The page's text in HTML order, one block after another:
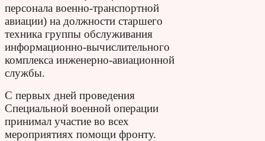
персонала военно-транспортной
авиации) на должности старшего
техника группы обслуживания
информационно-вычислительного
комплекса инженерно-авиационной
службы.
С первых дней проведения
Специальной военной операции
принимал участие во всех
мероприятиях помощи фронту.